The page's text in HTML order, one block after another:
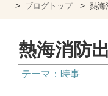
ブログトップ
熱海
熱海消防
テーマ：時事